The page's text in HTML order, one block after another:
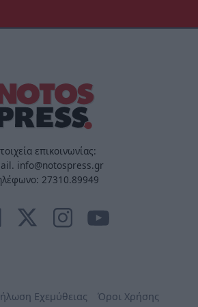
επικοινωνίας:
info@notospress.gr
27310.89949
Εχεμύθειας Όροι Χρήσης